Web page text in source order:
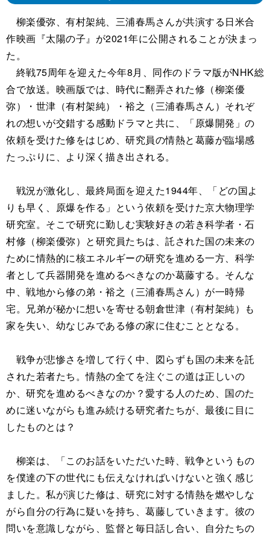
柳楽優弥、有村架純、三浦春馬さんが共演する日米合
作映画『太陽の子』が2021年に公開されることが決まっ
た。
終戦75周年を迎えた今年8月、同作のドラマ版がNHK総
合で放送。映画版では、時代に翻弄された修（柳楽優
弥）・世津（有村架純）・裕之（三浦春馬さん）それぞ
れの想いが交錯する感動ドラマと共に、「原爆開発」の
依頼を受けた修をはじめ、研究員の情熱と葛藤が臨場感
たっぷりに、より深く描き出される。
戦況が激化し、最終局面を迎えた1944年、「どの国よ
りも早く、原爆を作る」という依頼を受けた京大物理学
研究室。そこで研究に勤しむ実験好きの若き科学者・石
村修（柳楽優弥）と研究員たちは、託された国の未来の
ために情熱的に核エネルギーの研究を進める一方、科学
者として兵器開発を進めるべきなのか葛藤する。そんな
中、戦地から修の弟・裕之（三浦春馬さん）が一時帰
宅。兄弟が秘かに想いを寄せる朝倉世津（有村架純）も
家を失い、幼なじみである修の家に住むこととなる。
戦争が悲惨さを増して行く中、図らずも国の未来を託
された若者たち。情熱の全てを注ぐこの道は正しいの
か、研究を進めるべきなのか？愛する人のため、国のた
めに迷いながらも進み続ける研究者たちが、最後に目に
したものとは？
柳楽は、「このお話をいただいた時、戦争というもの
を僕達の下の世代にも伝えなければいけないと強く感じ
ました。私が演じた修は、研究に対する情熱を燃やしな
がら自分の行為に疑いを持ち、葛藤していきます。彼の
問いを意識しながら、監督と毎日話し合い、自分たちの